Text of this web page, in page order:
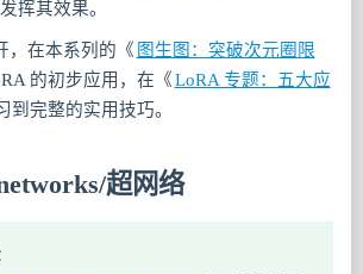
挥其效果。
，在本系列的《 图生图：突破次元圈限
的初步应用，在《LoRA 专题：五大应
到完整的实用技巧。
超网络